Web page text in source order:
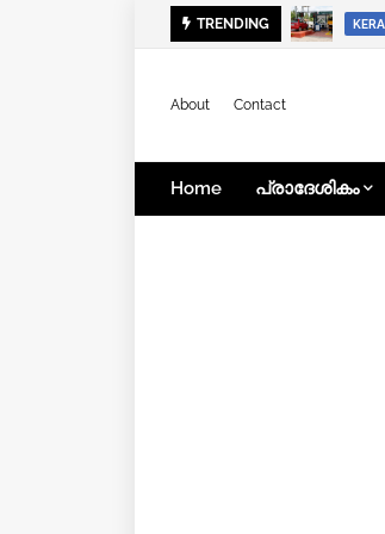
TRENDING
About Contact
Home പ്രാദേശികം